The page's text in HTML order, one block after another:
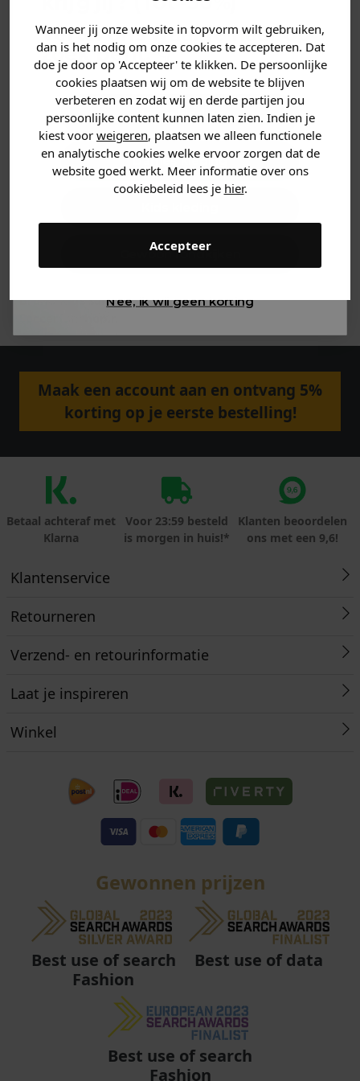
Wanneer jij onze website in topvorm wilt gebruiken,
dan is het nodig om onze cookies te accepteren. Dat
doe je door op 'Accepteer' te klikken. De persoonlijke
cookies plaatsen wij om de website te blijven
verbeteren en zodat wij en derde partijen jou
persoonlijke content kunnen laten zien. Indien je
kiest voor weigeren, plaatsen we alleen functionele
en analytische cookies welke ervoor zorgen dat de
website goed werkt. Meer informatie over ons
cookiebeleid lees je hier.
Accepteer
Brandvoor kinderen, en ons team staat klaar om je te
helpen bij het vinden van de perfecte outfits. Wil je liever
online shoppen? Bezoek danSoccerfanshop.nlen
ontdek deMy Brandcollectie voor kinderen.
My Brand Kids Sale
My Brand Kids sale is de perfecte gelegenheid om
hoogwaardige kleding voor je kind aan te schaffen voor
een lagere prijs. Bij Soccerfanshop.nlvind je regelmatig
kortingen op de mooisteMy Brand Kids
sale biedt je de kans om te profiteren van geweldige
aanbiedingen. Woon je in Breda? Kom dan langs in onze
winkel aan deHaagdijk 35en scoor jouw favorieteMy
Brand Kids saleeenvoudig online via
Maak een account aan en ontvang 5%
korting op je eerste bestelling!
Betaal achteraf met
Klarna
Voor 23:59 besteld
is morgen in huis!*
Klanten beoordelen
ons met een 9,6!
Klantenservice
Retourneren
Verzend- en retourinformatie
Laat je inspireren
Winkel
Gewonnen prijzen
Best use of search
Fashion
Best use of data
Best use of search
Fashion
Vertel ons waar je naar op
zoek bent. 👇
Heren kleding
Dames kleding
Gewoon rondkijken
Nee, ik wil geen korting